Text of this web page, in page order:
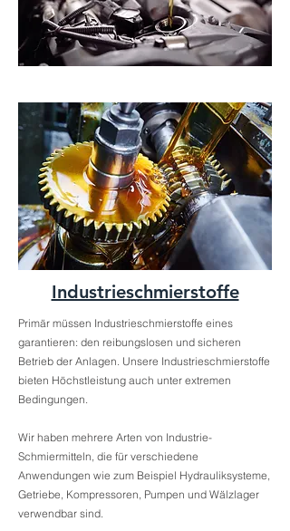
Industrieschmierstoffe
Primär müssen Industrieschmierstoffe eines
garantieren: den reibungslosen und sicheren
Betrieb der Anlagen. Unsere Industrieschmierstoffe
bieten Höchstleistung auch unter extremen
Bedingungen.
Wir haben mehrere Arten von Industrie-
Schmiermitteln, die für verschiedene
Anwendungen wie zum Beispiel Hydrauliksysteme,
Getriebe, Kompressoren, Pumpen und Wälzlager
verwendbar sind.